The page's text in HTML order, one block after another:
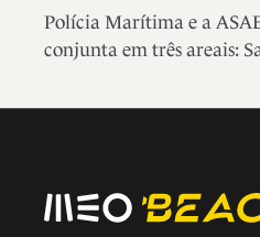
Polícia Marítima e a
conjunta em três areais: